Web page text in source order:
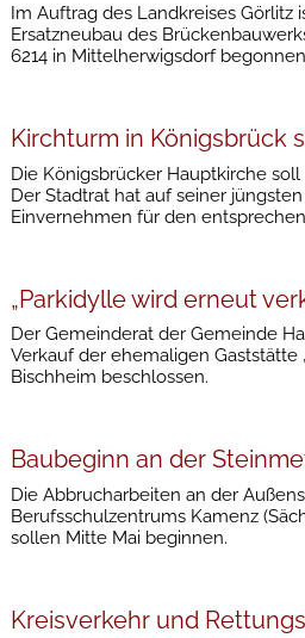
Im Auftrag des Landkreises Görlitz
Ersatzneubau des
6214 in Mittelherwigsdorf
Kirchturm in Königsbrück
Die Königsbrücker Hauptkirche
Der Stadtrat hat auf seiner
Einvernehmen für den
„Parkidylle wird erneut
Der Gemeinderat der Gemeinde
Verkauf der ehemaligen Gaststätte
Bischheim beschlossen.
Baubeginn an der
Die Abbrucharbeiten an der
Berufsschulzentrums Kamenz
sollen Mitte Mai beginnen.
Kreisverkehr und